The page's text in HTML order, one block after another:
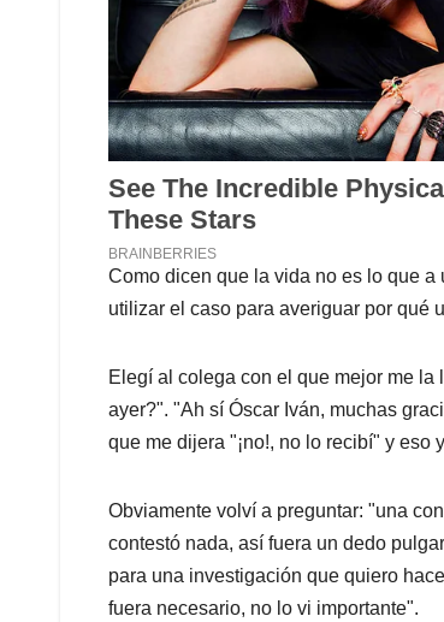
Como dicen que la vida no es lo que
utilizar el caso para averiguar por qué
Elegí al colega con el que mejor me
ayer?". "Ah sí Óscar Iván, muchas
que me dijera "¡no!, no lo recibí" y
Obviamente volví a preguntar: "una
contestó nada, así fuera un dedo
para una investigación que quiero
fuera necesario, no lo vi importante".